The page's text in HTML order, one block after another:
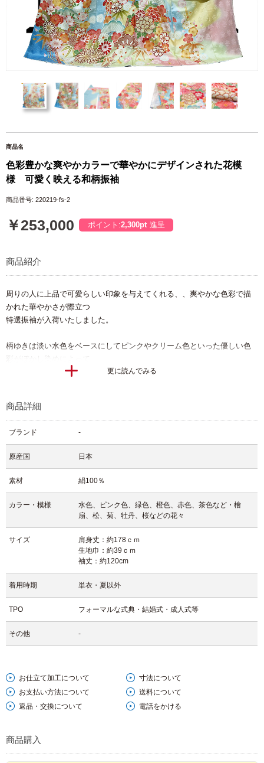
商品名
色彩豊かな爽やかカラーで華やかにデザインされた花模
様 可愛く映える和柄振袖
商品番号: 220219-fs-2
￥253,000 ポイント:2,300pt 進呈
商品紹介
周りの人に上品で可愛らしい印象を与えてくれる、、爽やかな色彩で描
かれた華やかさが際立つ
特選振袖が入荷いたしました。
柄ゆきは淡い水色をベースにしてピンクやクリーム色といった優しい色
彩がぼかし染めによって
大胆に色分けされた仕上がり。
華やかな彩りもプラスしてくれています。
絹地にも浮かび上がるように小花の地紋が入っており、より着姿に高級
花以外にも毬や扇といった昔から愛され続けている和柄も大胆に描かれ
ており、振袖らしい
振袖は可愛く上品に着こなしたいという女の子に特におすすめしたい振
素敵な成人式の思い出になるように、大切な娘さまを彩る振袖にいかが
でしょうか。
更に読んでみる
商品詳細
ブランド -
原産国 日本
素材 絹100％
カラー・模様
水色、ピンク色、緑色、橙色、赤色、茶色など・檜
扇、松、菊、牡丹、桜などの花々
サイズ
肩身丈：約178ｃｍ
生地巾：約39ｃｍ
袖丈：約120cm
着用時期 単衣・夏以外
TPO フォーマルな式典・結婚式・成人式等
その他 -
お仕立て加工について
寸法について
お支払い方法について
送料について
返品・交換について
電話をかける
商品購入